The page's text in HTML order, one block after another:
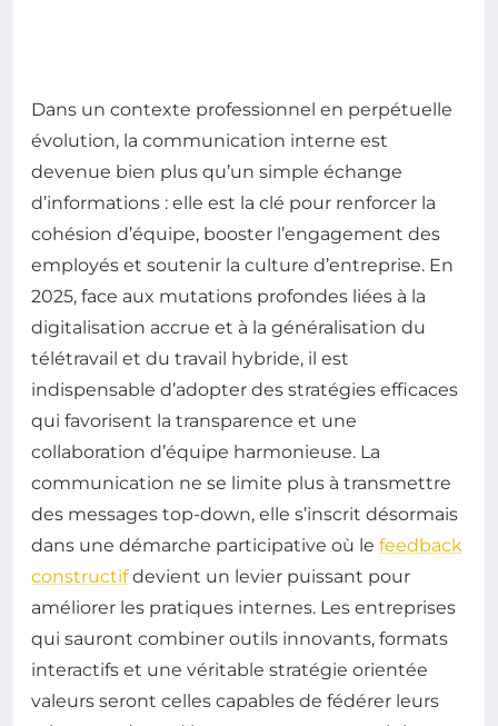
Dans un contexte professionnel en perpétuelle
évolution, la communication interne est
devenue bien plus qu’un simple échange
d’informations : elle est la clé pour renforcer la
cohésion d’équipe, booster l’engagement des
employés et soutenir la culture d’entreprise. En
2025, face aux mutations profondes liées à la
digitalisation accrue et à la généralisation du
télétravail et du travail hybride, il est
indispensable d’adopter des stratégies efficaces
qui favorisent la transparence et une
collaboration d’équipe harmonieuse. La
communication ne se limite plus à transmettre
des messages top-down, elle s’inscrit désormais
dans une démarche participative où le feedback
constructifdevient un levier puissant pour
améliorer les pratiques internes. Les entreprises
qui sauront combiner outils innovants, formats
interactifs et une véritable stratégie orientée
valeurs seront celles capables de fédérer leurs